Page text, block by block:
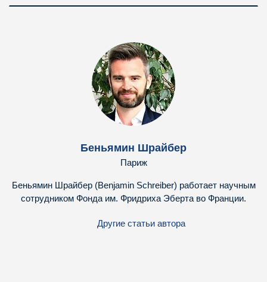
Беньямин Шрайбер
Париж
Беньямин Шрайбер (Benjamin Schreiber) работает научным
сотрудником Фонда им. Фридриха Эберта во Франции.
Другие статьи автора